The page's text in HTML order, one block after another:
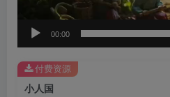
00:00
小人国
付费资源